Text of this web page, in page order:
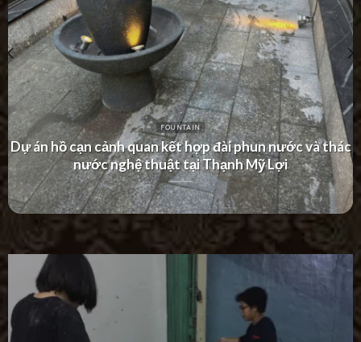
FOUNTAIN
Dự án thác nước tường hiện đại tại Khu Dân Cư Hà Đô
Villa